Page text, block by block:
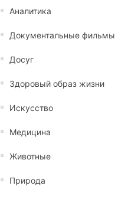
Аналитика
Документальные фильмы
Досуг
Здоровый образ жизни
Искусство
Медицина
Животные
Природа